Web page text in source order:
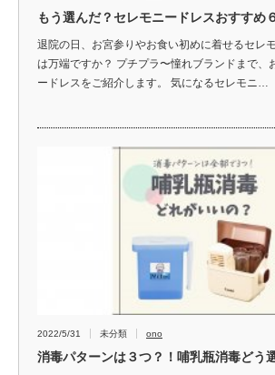
もう選んだ？セレモニードレスおすすめ
退院の日、お宮参りやお食い初めに着せるセレ
は万端ですか？ プチプラ〜憧れブランドまで、
ードレスをご紹介します。 気になるセレモニ…
2022/5/31 未分類 ono
消毒パターンは３つ？！哺乳瓶消毒どう